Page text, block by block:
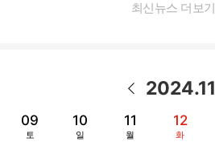
최신뉴스 더보기
2024.11
09
토
10
일
11
월
12
화